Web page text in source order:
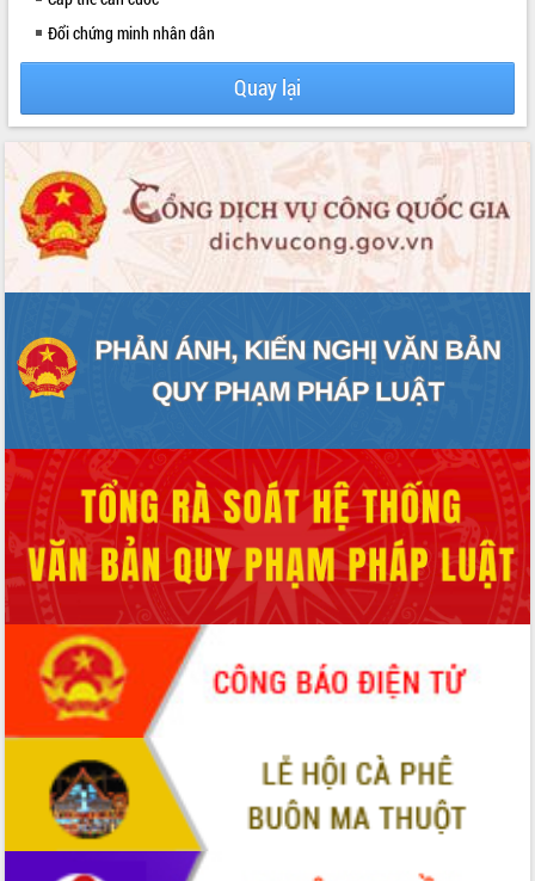
mặt Đoàn chuyên gia y tế TP. Hồ Chí
Minh
Lễ truy điệu và an táng hài cốt liệt sĩ
Bàn giải pháp tháo gỡ khó khăn trong
xuất khẩu sầu riêng và triển khai quy
định EUDR
Thứ trưởng Bộ Nông nghiệp và Môi
trường Nguyễn Hoàng Hiệp khảo sát
vùng trồng và doanh nghiệp đóng gói
sầu riêng tại Đắk Lắk
món ăn từ sầu riêng
Đắk Lắk công bố Quy hoạch và xúc
tiến đầu tư tỉnh
Diễn đàn Kinh tế tư nhân Việt Nam đột
phá cơ chế - Hợp tác công tư
Đề án 06 tạo bước ngoặt đột phá trong
cải cách hành chính tỉnh Đắk Lắk
Kết nối tour, đẩy mạnh chuyển đổi số
để phát triển du lịch Đắk Lắk
Khởi động Dự án Đầu tư xây dựng hạ
tầng kỹ thuật Cụm công nghiệp Tân
Tiến
Gặp mặt các cơ quan báo chí nhân Kỷ
niệm 101 năm Ngày Báo chí Cách
mạng Việt Nam
Đắk Lắk sơ kết 4 năm triển khai thực
hiện Đề án 06 của Chính phủ
Họp báo thông tin về Hội nghị Công bố
Quy hoạch và Xúc tiến đầu tư tỉnh Đắk
Đổi chứng minh nhân dân
Quay lại